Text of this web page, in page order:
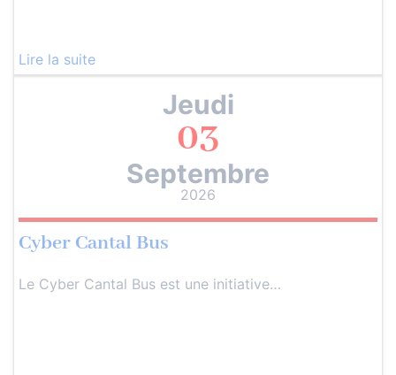
Lire la suite
Jeudi
03
Septembre
2026
Cyber Cantal Bus
Le Cyber Cantal Bus est une initiative…